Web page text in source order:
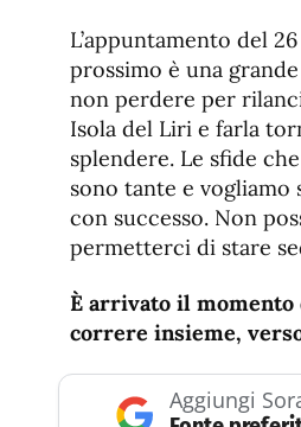
L’appuntamento del
prossimo è una
non perdere per
Isola del Liri e farla
splendere. Le sfide
sono tante e
con successo. Non
permetterci di stare
È arrivato il momento
correre insieme,
Aggiungi